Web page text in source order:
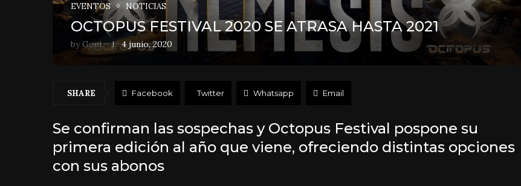
EVENTOS NOTICIAS
OCTOPUS FESTIVAL 2020 SE ATRASA HASTA 2021
byGout 4 junio, 2020
SHARE Facebook Twitter Whatsapp Email
Se confirman las sospechas y Octopus Festival pospone su
primera edición al año que viene, ofreciendo distintas opciones
con sus abonos